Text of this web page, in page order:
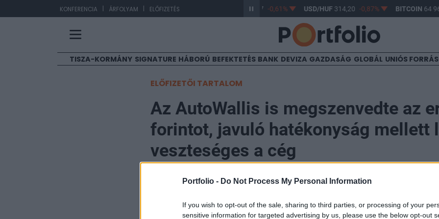
Portfolio - Do Not Process My Personal Information
If you wish to opt-out of the sale, sharing to third parties, or processing of your
sensitive information for targeted advertising by us, please use the below opt-out
KONFERENCIA | ÁRFOLYAM | ELŐFIZETÉS 363,17 -0,61% USD/HUF314,20 -0,87% BITCOIN64
TISZA-KORMÁNY SIGNATURE HÁBORÚ BEFEKTETÉS BANK DEVIZA GAZDASÁG GLOBÁL UNIÓS
ELŐFIZETŐI TARTALOM
Az AutoWallis is megszenvedte az
forintot, javuló hatékonyság mellett
veszteséges a cég
Vegyes első negyedévet zárt az AutoWallis, a bevétel kismértékben